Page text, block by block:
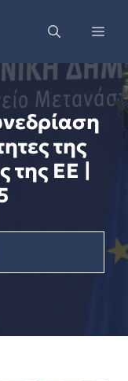
της
της ΕΕ |